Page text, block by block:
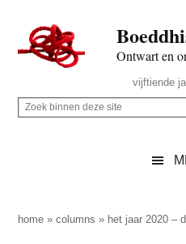
naar
de
inhoud
secondary
naar
de
sidebar
naar
de
Ontwart en
Rechts
vijftiende
Z
p
Z
ihome »columns » het jaar 2020 –